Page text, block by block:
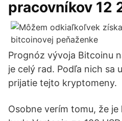
pracovníkov 12
Prognóz vývoja Bitcoinu
je celý rad. Podľa nich sa
prijatie tejto kryptomeny.
Osobne verím tomu, že